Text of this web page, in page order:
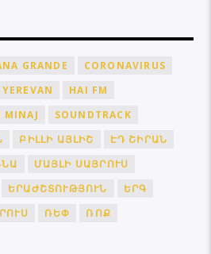
GRANDE
CORONAVIRUS
HAI FM
MINAJ
SOUNDTRACK
ԲԻԼԼԻ ԱՅԼԻՇ
ԷԴ ՇԻՐԱՆ
ՄԱՅԼԻ ՍԱՅՐՈՒՍ
ԵՐԱԺՇՏՈՒԹՅՈՒՆ
ԵՐԳ
ՌԵՓ
ՌՈՔ